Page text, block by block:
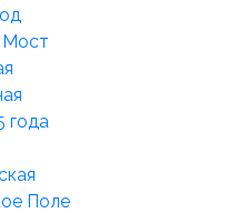
Мост
года
Поле